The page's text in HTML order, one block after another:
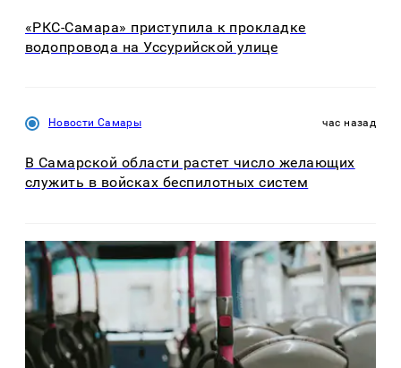
«РКС-Самара» приступила к прокладке
водопровода на Уссурийской улице
Новости Самары час назад
В Самарской области растет число желающих
служить в войсках беспилотных систем